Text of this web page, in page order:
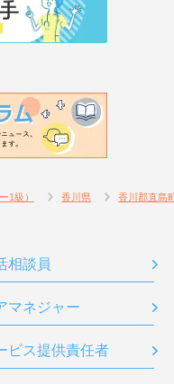
1級） 香川県 香川郡直島
相談員
マネジャー
ビス提供責任者